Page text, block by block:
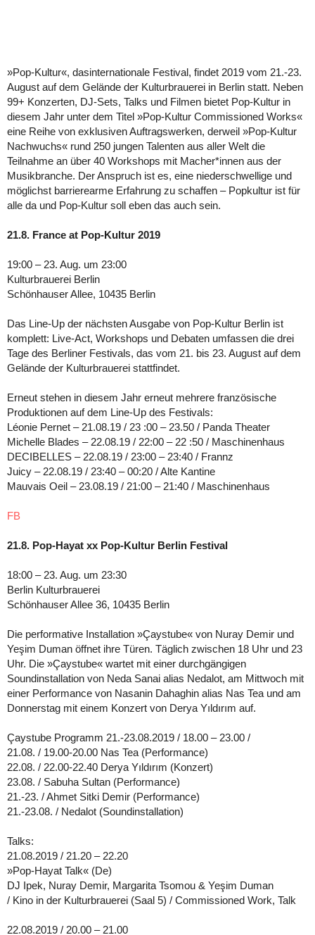
»Pop-Kultur«, dasinternationale Festival, findet 2019 vom 21.-23.
August auf dem Gelände der Kulturbrauerei in Berlin statt. Neben
99+ Konzerten, DJ-Sets, Talks und Filmen bietet Pop-Kultur in
diesem Jahr unter dem Titel »Pop-Kultur Commissioned Works«
eine Reihe von exklusiven Auftragswerken, derweil »Pop-Kultur
Nachwuchs« rund 250 jungen Talenten aus aller Welt die
Teilnahme an über 40 Workshops mit Macher*innen aus der
Musikbranche. Der Anspruch ist es, eine niederschwellige und
möglichst barrierearme Erfahrung zu schaffen – Popkultur ist für
alle da und Pop-Kultur soll eben das auch sein.
21.8. France at Pop-Kultur 2019
19:00 – 23. Aug. um 23:00
Kulturbrauerei Berlin
Schönhauser Allee, 10435 Berlin
Das Line-Up der nächsten Ausgabe von Pop-Kultur Berlin ist
komplett: Live-Act, Workshops und Debaten umfassen die drei
Tage des Berliner Festivals, das vom 21. bis 23. August auf dem
Gelände der Kulturbrauerei stattfindet.
Erneut stehen in diesem Jahr erneut mehrere französische
Produktionen auf dem Line-Up des Festivals:
Léonie Pernet – 21.08.19 / 23 :00 – 23.50 / Panda Theater
Michelle Blades – 22.08.19 / 22:00 – 22 :50 / Maschinenhaus
DECIBELLES – 22.08.19 / 23:00 – 23:40 / Frannz
Juicy – 22.08.19 / 23:40 – 00:20 / Alte Kantine
Mauvais Oeil – 23.08.19 / 21:00 – 21:40 / Maschinenhaus
FB
21.8. Pop-Hayat xx Pop-Kultur Berlin Festival
18:00 – 23. Aug. um 23:30
Berlin Kulturbrauerei
Schönhauser Allee 36, 10435 Berlin
Die performative Installation »Çaystube« von Nuray Demir und
Yeşim Duman öffnet ihre Türen. Täglich zwischen 18 Uhr und 23
Uhr. Die »Çaystube« wartet mit einer durchgängigen
Soundinstallation von Neda Sanai alias Nedalot, am Mittwoch mit
einer Performance von Nasanin Dahaghin alias Nas Tea und am
Donnerstag mit einem Konzert von Derya Yıldırım auf.
Çaystube Programm 21.-23.08.2019 / 18.00 – 23.00 /
21.08. / 19.00-20.00 Nas Tea (Performance)
22.08. / 22.00-22.40 Derya Yıldırım (Konzert)
23.08. / Sabuha Sultan (Performance)
21.-23. / Ahmet Sitki Demir (Performance)
21.-23.08. / Nedalot (Soundinstallation)
Talks:
21.08.2019 / 21.20 – 22.20
»Pop-Hayat Talk« (De)
DJ Ipek, Nuray Demir, Margarita Tsomou & Yeşim Duman
/ Kino in der Kulturbrauerei (Saal 5) / Commissioned Work, Talk
22.08.2019 / 20.00 – 21.00